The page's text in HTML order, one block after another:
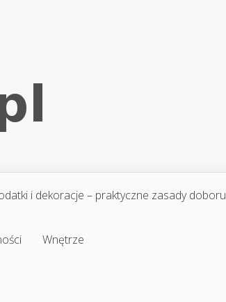
i dekoracje – praktyczne zasady doboru
Wnętrze